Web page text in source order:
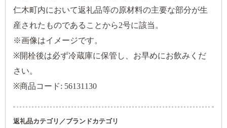
仁木町内において返礼品等の原材料の主要な部分が生
産されたものであることから2号に該当。
※画像はイメージです。
※開栓後は必ず冷蔵庫に保管し、お早めにお飲みくだ
さい。
※商品コード: 56131130
返礼品カテゴリ／ブランドカテゴリ